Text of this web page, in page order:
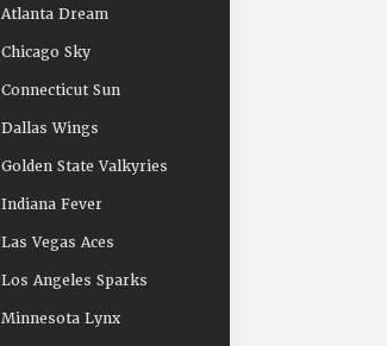
Atlanta Dream
Chicago Sky
Connecticut Sun
Dallas Wings
Golden State Valkyries
Indiana Fever
Las Vegas Aces
Los Angeles Sparks
Minnesota Lynx